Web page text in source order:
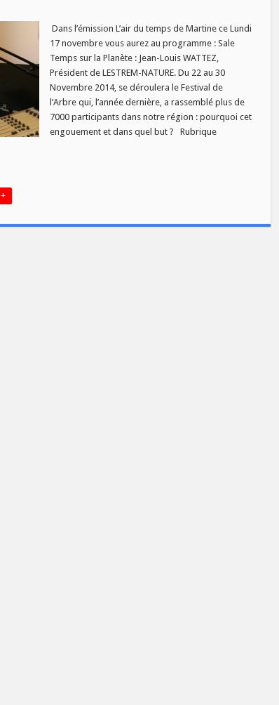
Dans l’émission L’air du temps de Martine ce Lundi
17 novembre vous aurez au programme : Sale
Temps sur la Planète : Jean-Louis WATTEZ,
Président de LESTREM-NATURE. Du 22 au 30
Novembre 2014, se déroulera le Festival de
l’Arbre qui, l’année dernière, a rassemblé plus de
7000 participants dans notre région : pourquoi cet
engouement et dans quel but ? Rubrique